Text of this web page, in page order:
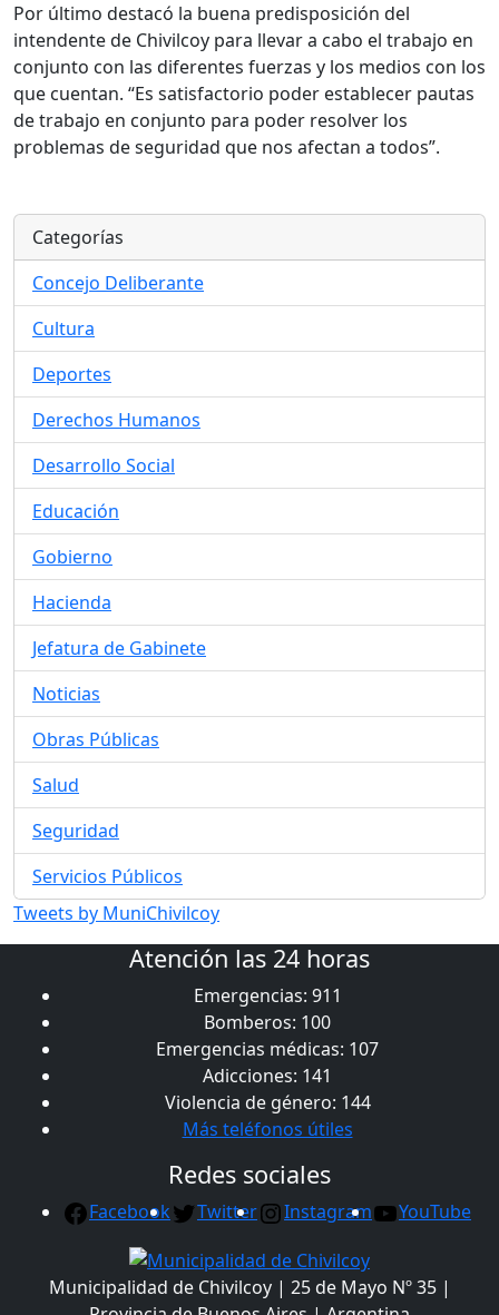
Por último destacó la buena predisposición del
intendente de Chivilcoy para llevar a cabo el trabajo en
conjunto con las diferentes fuerzas y los medios con los
que cuentan. “Es satisfactorio poder establecer pautas
de trabajo en conjunto para poder resolver los
problemas de seguridad que nos afectan a todos”.
Categorías
Concejo Deliberante
Cultura
Deportes
Derechos Humanos
Desarrollo Social
Educación
Gobierno
Hacienda
Jefatura de Gabinete
Noticias
Obras Públicas
Salud
Seguridad
Servicios Públicos
Tweets by MuniChivilcoy
Atención las 24 horas
Emergencias: 911
Bomberos: 100
Emergencias médicas: 107
Adicciones: 141
Violencia de género: 144
Más teléfonos útiles
Redes sociales
Facebook Twitter Instagram YouTube
Municipalidad de Chivilcoy | 25 de Mayo Nº 35 |